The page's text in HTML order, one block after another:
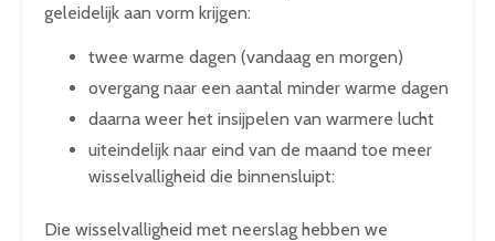
geleidelijk aan vorm krijgen:
twee warme dagen (vandaag en morgen)
overgang naar een aantal minder warme dagen
daarna weer het insijpelen van warmere lucht
uiteindelijk naar eind van de maand toe meer
wisselvalligheid die binnensluipt:
Die wisselvalligheid met neerslag hebben we